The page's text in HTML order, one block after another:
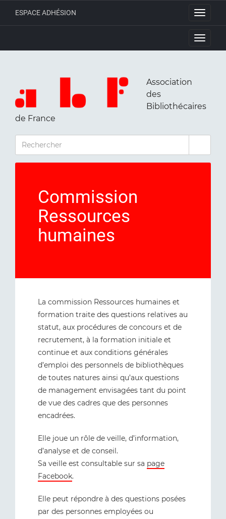
Toggle
ESPACE ADHÉSION
Toggle
Association
des
Bibliothécaires
de France
RECHERCHER
Commission
Ressources
humaines
La commission Ressources humaines et
formation traite des questions relatives au
statut, aux procédures de concours et de
recrutement, à la formation initiale et
continue et aux conditions générales
d’emploi des personnels de bibliothèques
de toutes natures ainsi qu’aux questions
de management envisagées tant du point
de vue des cadres que des personnes
encadrées.
Elle joue un rôle de veille, d’information,
d’analyse et de conseil.
Sa veille est consultable sur sa page
Facebook.
Elle peut répondre à des questions posées
par des personnes employées ou